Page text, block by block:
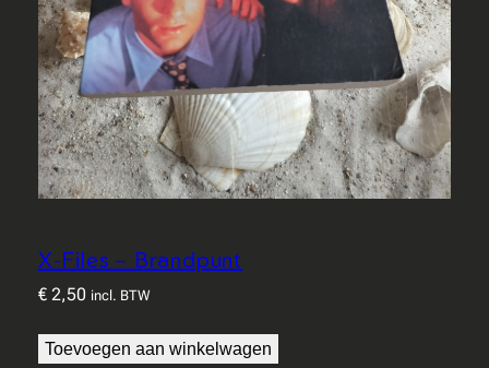
X-Files – Brandpunt
€2,50 incl. BTW
Toevoegen aan winkelwagen